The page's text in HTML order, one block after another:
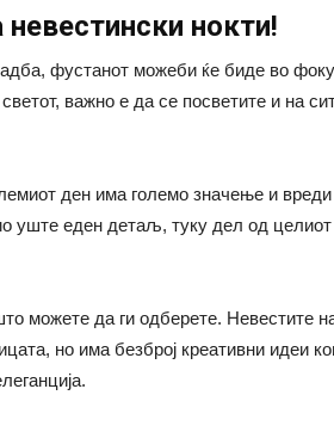
нокти!
фустанот можеби ќе биде во
важно е да се посветите и на
ден има големо значење и
уште еден детаљ, туку дел од
можете да ги одберете. Невестите
но има безброј креативни идеи